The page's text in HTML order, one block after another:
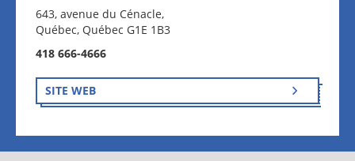
643, avenue du Cénacle,
Québec, Québec G1E 1B3
418 666-4666
SITE WEB